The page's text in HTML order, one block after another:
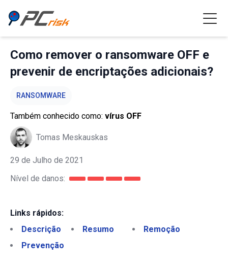
Como remover o ransomware OFF e
prevenir de encriptações adicionais?
RANSOMWARE
Também conhecido como: vírus OFF
Tomas Meskauskas
29 de Julho de 2021
Nível de danos:
Links rápidos:
Descrição
Resumo
Remoção
Prevenção